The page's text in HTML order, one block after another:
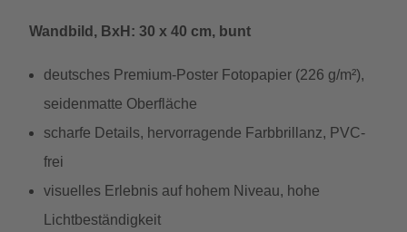
Wandbild, BxH: 30 x 40 cm, bunt
deutsches Premium-Poster Fotopapier (226 g/m²),
seidenmatte Oberfläche
scharfe Details, hervorragende Farbbrillanz, PVC-
frei
visuelles Erlebnis auf hohem Niveau, hohe
Lichtbeständigkeit